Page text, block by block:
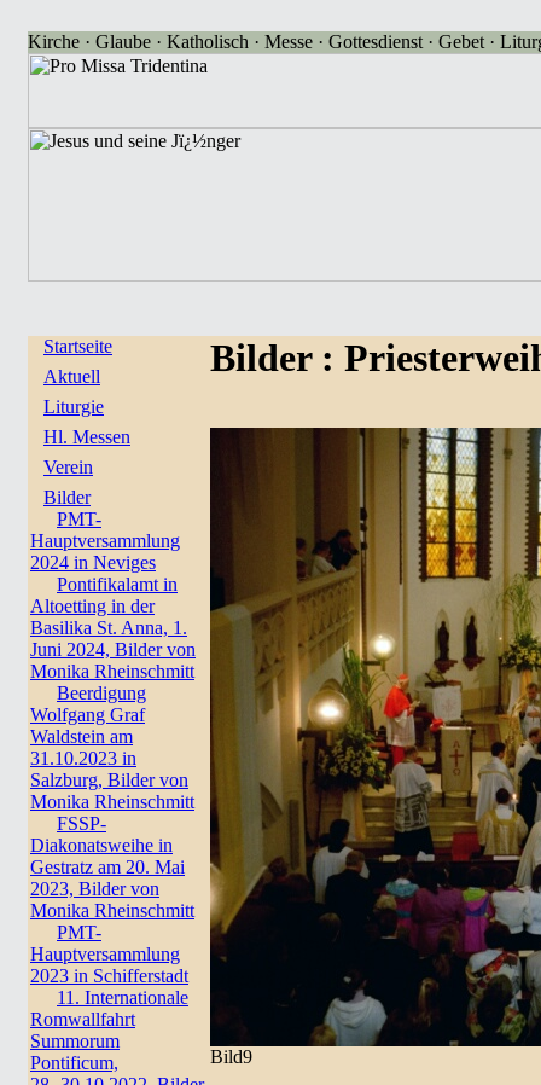
Kirche · Glaube · Katholisch · Messe · Gottesdienst · Gebet ·
Startseite
Aktuell
Liturgie
Hl. Messen
Verein
Bilder
PMT-
Hauptversammlung
2024 in Neviges
Pontifikalamt in
Altoetting in der
Basilika St. Anna, 1.
Juni 2024, Bilder von
Monika Rheinschmitt
Beerdigung
Wolfgang Graf
Waldstein am
31.10.2023 in
Salzburg, Bilder von
Monika Rheinschmitt
FSSP-
Diakonatsweihe in
Gestratz am 20. Mai
2023, Bilder von
Monika Rheinschmitt
PMT-
Hauptversammlung
2023 in Schifferstadt
11. Internationale
Romwallfahrt
Summorum
Pontificum,
Bilder :
Bild9